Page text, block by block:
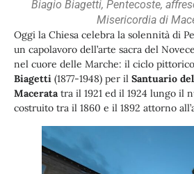
Biagio Biagetti, Pentecoste,
Misericordia di
Oggi la Chiesa celebra la solennità di
un capolavoro dell’arte sacra del
nel cuore delle Marche: il ciclo
Biagetti (1877-1948) per il Santuario
Maceratatra il 1921 ed il 1924 lungo il
costruito tra il 1860 e il 1892 attorno